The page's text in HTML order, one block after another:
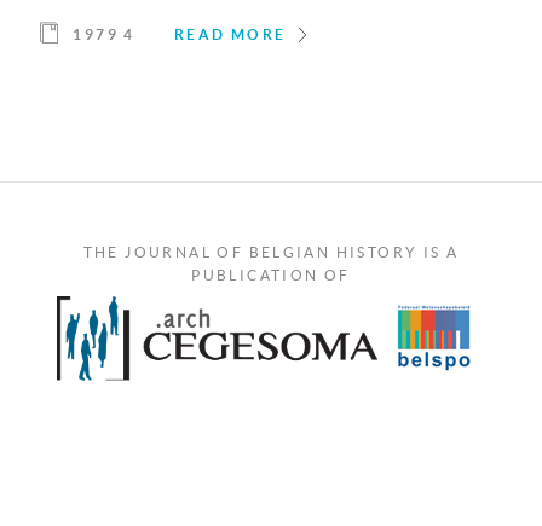
1979 4 READ MORE
THE JOURNAL OF BELGIAN HISTORY IS A
PUBLICATION OF